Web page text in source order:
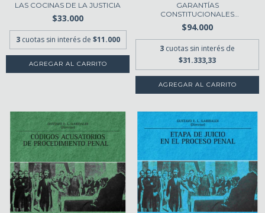
LAS COCINAS DE LA JUSTICIA
$33.000
3 cuotas sin interés de $11.000
GARANTÍAS
CONSTITUCIONALES
APLICABLES A...
$94.000
3 cuotas sin interés de
$31.333,33